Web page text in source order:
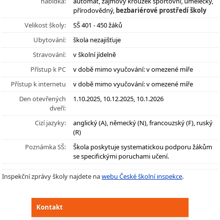
přírodovědný, bezbariérové prostředí školy
Velikost školy:
SŠ 401 - 450 žáků
Ubytování:
škola nezajišťuje
Stravování:
v školní jídelně
Přístup k PC
v době mimo vyučování: v omezené míře
Přístup k internetu
v době mimo vyučování: v omezené míře
Den otevřených
dveří:
1.10.2025, 10.12.2025, 10.1.2026
Cizí jazyky:
anglický (A), německý (N), francouzský (F), ruský
(R)
Poznámka SŠ:
Škola poskytuje systematickou podporu žákům
se specifickými poruchami učení.
Inspekční zprávy školy najdete nawebu České školní inspekce.
Kontakt